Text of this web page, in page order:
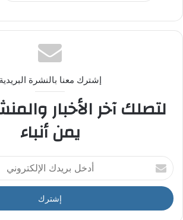
إشترك معنا بالنشرة البريدية
لتصلك آخر الأخبار
يمن أنباء
أ
د
خ
ل